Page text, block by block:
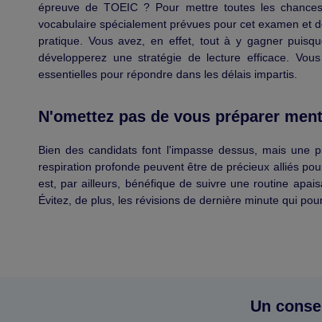
épreuve de TOEIC ? Pour mettre toutes les
vocabulaire spécialement prévues pour cet examen et
pratique. Vous avez, en effet, tout à y gagner
développerez une stratégie de lecture efficace.
essentielles pour répondre dans les délais impartis.
N'omettez pas de vous préparer
Bien des candidats font l'impasse dessus, mais une
respiration profonde peuvent être de précieux alliés
est, par ailleurs, bénéfique de suivre une routine
Évitez, de plus, les révisions de dernière minute qui
Un